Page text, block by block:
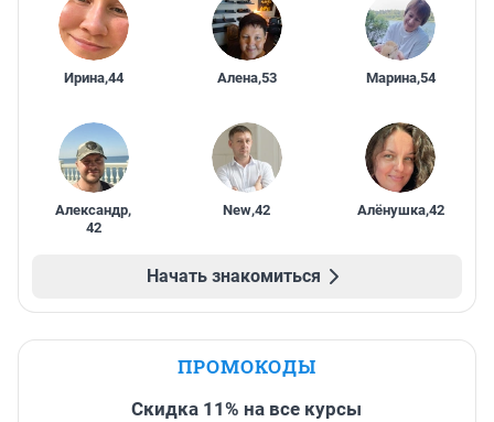
Ирина,44 Алена,53 Марина,54
Александр,
42
New,42 Алёнушка,42
Начать знакомиться
ПРОМОКОДЫ
Скидка 11% на все курсы